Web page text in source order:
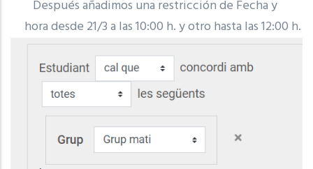
Después añadimos una restricción de Fecha y
hora desde 21/3 a las 10:00 h.y otro hasta las 12:00 h.